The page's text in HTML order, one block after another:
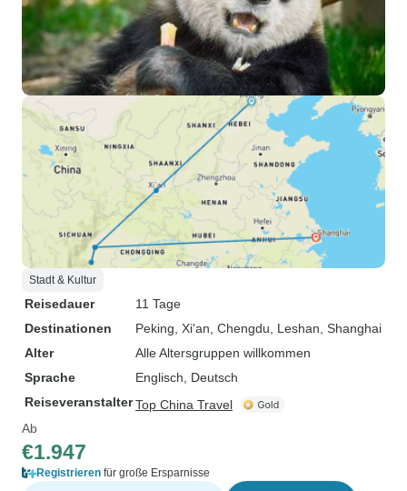
wenige
den
konnten. An
Probleme mit
Tibet und
Als ich in der
brachte Leo
unser
Mutter eines
zurück ins Hotel
bei ihr bleiben
zurückbringen,
musste, fuhren
Es war so
Stadt & Kultur
Reisedauer
11 Tage
Destinationen
Peking , Xi'an , Chengdu , Leshan , Shanghai
Alter
Alle Altersgruppen willkommen
Sprache
Englisch, Deutsch
ReiseveranstalterTop China Travel
Ab
€1.947
Registrieren für große Ersparnisse